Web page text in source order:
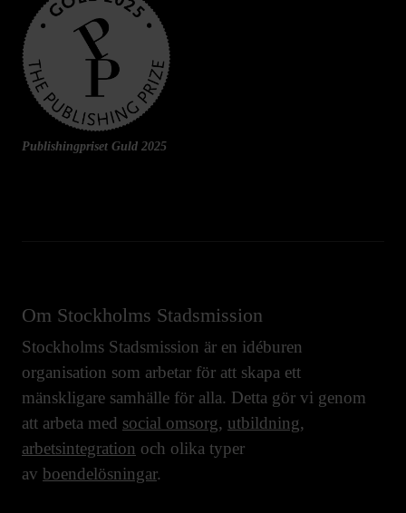
Publishingpriset Guld 2025
Om Stockholms Stadsmission
Stockholms Stadsmission är en idéburen
organisation som arbetar för att skapa ett
mänskligare samhälle för alla. Detta gör vi genom
att arbeta med social omsorg, utbildning,
arbetsintegration och olika typer
av boendelösningar.